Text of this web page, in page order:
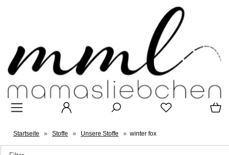
Startseite » Stoffe » Unsere Stoffe » winter fox